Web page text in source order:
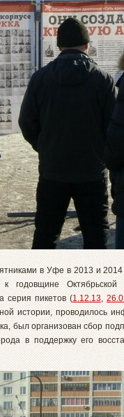
в Уфе в 2013 и
к годовщине
серия пикетов (1.12.13,
истории, проводилось
был организован сбор
в поддержку его